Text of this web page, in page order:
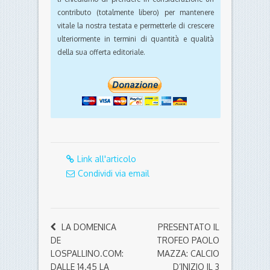
contributo (totalmente libero) per mantenere
vitale la nostra testata e permetterle di crescere
ulteriormente in termini di quantità e qualità
della sua offerta editoriale.
Link all'articolo
Condividi via email
LA DOMENICA
DE
LOSPALLINO.COM:
DALLE 14.45 LA
PRESENTATO IL
TROFEO PAOLO
MAZZA: CALCIO
D’INIZIO IL 3